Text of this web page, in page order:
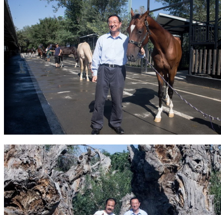
汗血马助力新疆文旅
伊犁州霍城古城巡游 北屯市185团巡游 伊犁霍城县晃晃
村巡游 阿勒泰北屯市巡游 阿勒泰布尔津县巡游 伊犁州
察布查尔县巡游 伊犁昭苏巡游 赛里木湖巡游
园区风采
野马美术馆 陨石 胡杨 硅化木 客房 园区 汗血马基地 F座
大厅 国家记忆A馆 国家记忆B馆 红山玉馆 酒店大厅 料
场餐厅 健身房 办公区域 小厨 酒窖
精彩视频
丝路驿站·野马激光秀 寻味腊八 欢聚暖冬